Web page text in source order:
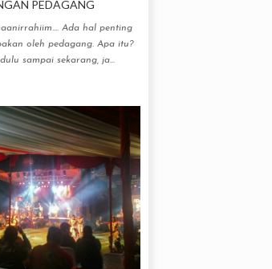
PEDAGANG
Ada hal penting
oleh pedagang. Apa itu?
sampai sekarang, ja...